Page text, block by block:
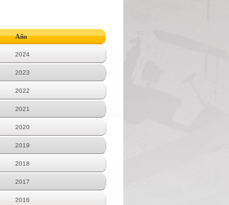
Año
2024
2023
2022
2021
2020
2019
2018
2017
2016